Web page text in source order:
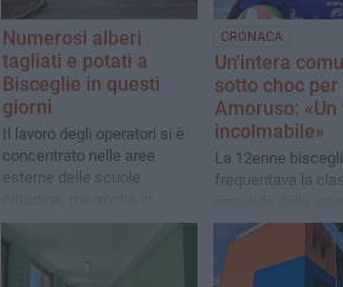
Numerosi alberi
tagliati e potati a
Bisceglie in questi
giorni
Il lavoro degli operatori si è
concentrato nelle aree
esterne delle scuole
strade specifiche del
territorio. Piovono critiche
sulla gestione
CRONACA
Un'intera
sotto choc per
Amoruso: «Un
incolmabile»
La 12enne
frequentava la
"Monterisi" e
in passato a
Sportilia. Il